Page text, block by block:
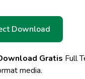
Download
Gratis Full
media.